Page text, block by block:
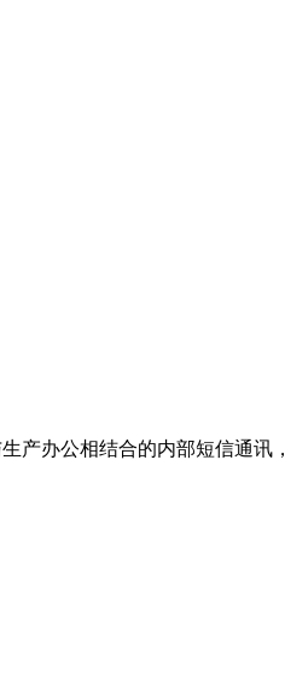
产办公相结合的内部短信通讯，